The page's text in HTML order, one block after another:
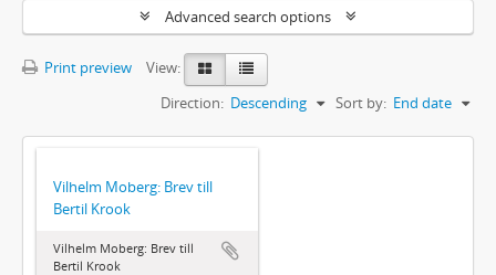
Advanced search options
Print preview
View:
Sort by: End date
Direction: Descending
Vilhelm Moberg: Brev till
Bertil Krook
Vilhelm Moberg: Brev till
Bertil Krook